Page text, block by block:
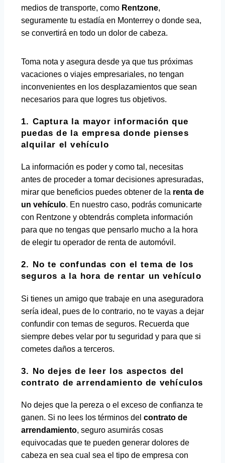
medios de transporte, como Rentzone,
seguramente tu estadía en Monterrey o donde sea,
se convertirá en todo un dolor de cabeza.
Toma nota y asegura desde ya que tus próximas
vacaciones o viajes empresariales, no tengan
inconvenientes en los desplazamientos que sean
necesarios para que logres tus objetivos.
1. Captura la mayor información que
puedas de la empresa donde pienses
alquilar el vehículo
La información es poder y como tal, necesitas
antes de proceder a tomar decisiones apresuradas,
mirar que beneficios puedes obtener de la renta de
un vehículo. En nuestro caso, podrás comunicarte
con Rentzone y obtendrás completa información
para que no tengas que pensarlo mucho a la hora
de elegir tu operador de renta de automóvil.
2. No te confundas con el tema de los
seguros a la hora de rentar un vehículo
Si tienes un amigo que trabaje en una aseguradora
sería ideal, pues de lo contrario, no te vayas a dejar
confundir con temas de seguros. Recuerda que
siempre debes velar por tu seguridad y para que si
cometes daños a terceros.
3. No dejes de leer los aspectos del
contrato de arrendamiento de vehículos
No dejes que la pereza o el exceso de confianza te
ganen. Si no lees los términos del contrato de
arrendamiento, seguro asumirás cosas
equivocadas que te pueden generar dolores de
cabeza en sea cual sea el tipo de empresa con